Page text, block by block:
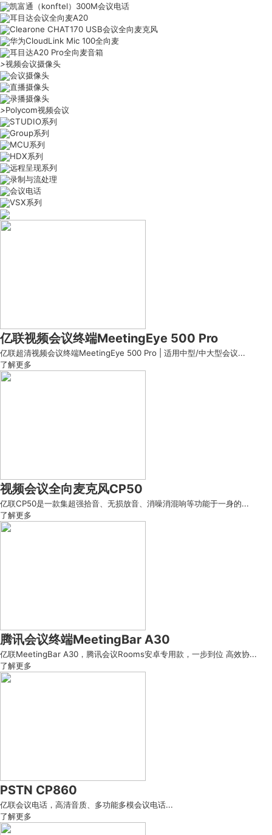
凯富通（konftel）300M会议电话
耳目达会议全向麦A20
Clearone CHAT170 USB会议全向麦克风
华为CloudLink Mic 100全向麦
耳目达A20 Pro全向麦音箱
>视频会议摄像头
会议摄像头
直播摄像头
录播摄像头
>Polycom视频会议
STUDIO系列
Group系列
MCU系列
HDX系列
远程呈现系列
录制与流处理
会议电话
VSX系列
亿联视频会议终端MeetingEye 500 Pro
亿联超清视频会议终端MeetingEye 500 Pro | 适用中型/中大型会议...
了解更多
视频会议全向麦克风CP50
亿联CP50是一款集超强拾音、无损放音、消噪消混响等功能于一身的...
了解更多
腾讯会议终端MeetingBar A30
亿联MeetingBar A30，腾讯会议Rooms安卓专用款，一步到位 高效协...
了解更多
PSTN CP860
亿联会议电话，高清音质、多功能多模会议电话...
了解更多